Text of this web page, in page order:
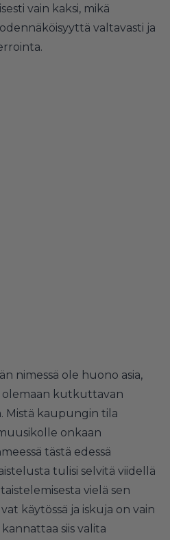
vain kaksi, mikä
valtavasti ja
nimessä ole huono asia,
olemaan kutkuttavan
Mistä kaupungin tila
onkaan
tästä edessä
tulisi selvitä viidellä
vielä sen
käytössä ja iskuja on vain
siis valita